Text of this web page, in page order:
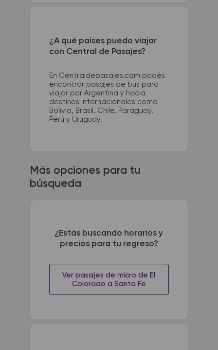
¿A qué países puedo viajar
con Central de Pasajes?
En Centraldepasajes.com podés
encontrar pasajes de bus para
viajar por Argentina y hacia
destinos internacionales como
Bolivia, Brasil, Chile, Paraguay,
Perú y Uruguay.
Más opciones para tu
búsqueda
¿Estás buscando horarios y
precios para tu regreso?
Ver pasajes de micro de El
Colorado a Santa Fe